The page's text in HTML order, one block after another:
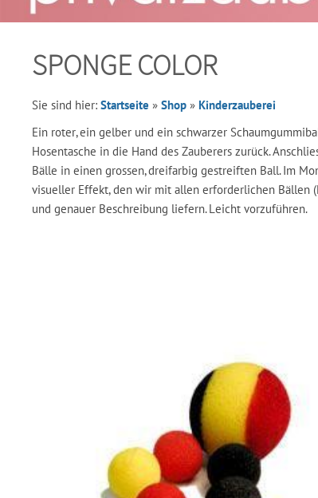
SPONGE COLOR
Sie sind hier: Startseite » Shop » Kinderzauberei
Ein roter, ein gelber und ein schwarzer
Hosentasche in die Hand des Zauberers zurück.
Bälle in einen grossen, dreifarbig gestreiften Ball. Im
visueller Effekt, den wir mit allen erforderlichen Bällen
und genauer Beschreibung liefern. Leicht vorzuführen.